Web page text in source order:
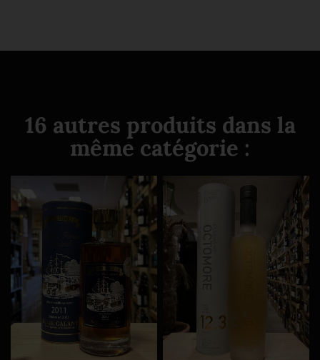
16 autres produits dans la
même catégorie :